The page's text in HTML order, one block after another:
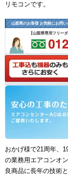
リモコンです。
山梨県のお客様 お気軽にお問
【山梨県専用フリーダ
おかげ様で21周年、
の業務用エアコンオ
良商品に長年の技術